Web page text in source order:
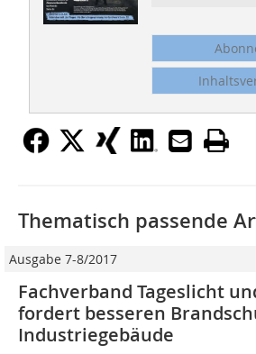
Thematisch passende
Ausgabe 7-8/2017
Fachverband Tageslicht
fordert besseren
Industriegebäude